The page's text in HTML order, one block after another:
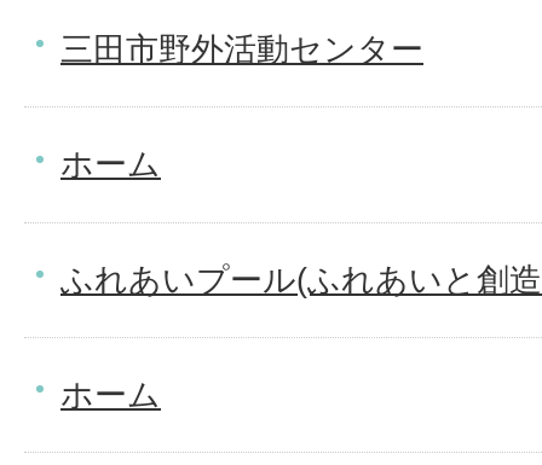
三田市野外活動センター
ホーム
ふれあいプール(ふれあいと創
ホーム